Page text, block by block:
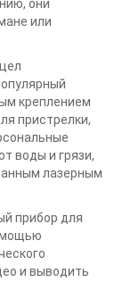
они
или
креплением
пристрелки,
воды и грязи,
лазерным
прибор для
и выводить